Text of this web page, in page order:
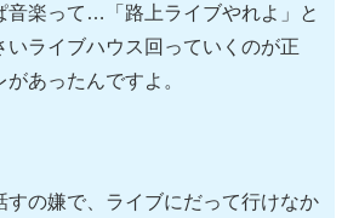
音楽って…「路上ライブやれよ」と
ライブハウス回っていくのが正
あったんですよ。
の嫌で、ライブにだって行けなか